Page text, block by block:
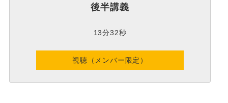
後半講義
13分32秒
視聴（メンバー限定）